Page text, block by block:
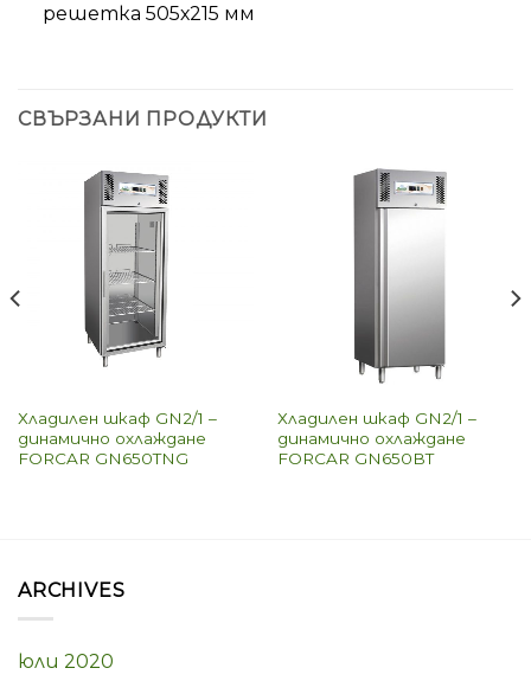
решеткa 505х215 мм
СВЪРЗАНИ ПРОДУКТИ
Хладилен шкаф GN2/1 –
динамично охлаждане
FORCAR GN650TNG
Хладилен шкаф GN2/1 –
динамично охлаждане
FORCAR GN650BT
ARCHIVES
юли 2020